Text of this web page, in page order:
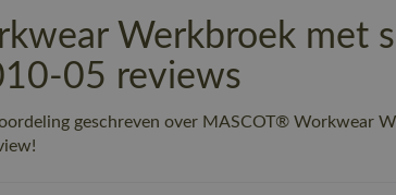
Werkbroek met
05 reviews
geschreven over MASCOT® Workwear